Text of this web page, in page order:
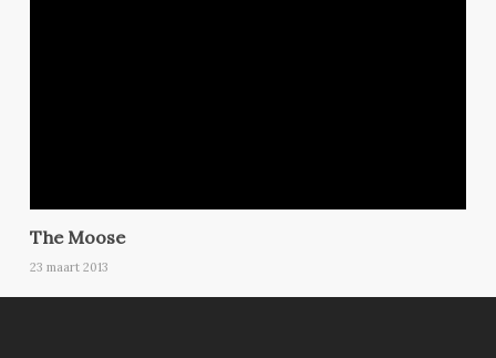
The Moose
23 maart 2013